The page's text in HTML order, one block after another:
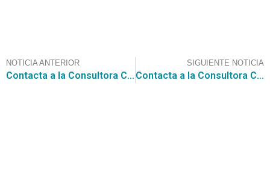
NOTICIA ANTERIOR
Contacta a la Consultora CGCE para participar en la licitación para el “Servicio de gestión de bloqueo y telefonía pública” por $ 51.120.720.001. de la Dirección General de Gendarmería de Chile.
SIGUIENTE NOTICIA
Contacta a la Consultora CGCE para participar en la licitación del Servicio de Salud Ñuble que requiere la Adquisición Equipos de Apoyo Diagnóstico Quirúrgico $ 999.952.000.-